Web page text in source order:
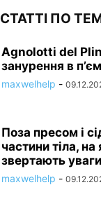
СТАТТІ ПО
Agnolotti del
занурення в
maxwelhelp -
Поза пресом і
частини тіла, на
звертають
maxwelhelp -